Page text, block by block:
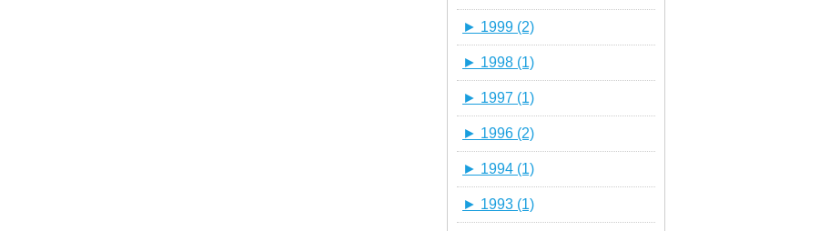
► 1999 (2)
► 1998 (1)
► 1997 (1)
► 1996 (2)
► 1994 (1)
► 1993 (1)